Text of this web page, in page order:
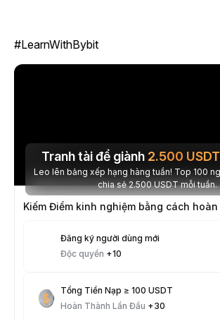
#LearnWithBybit
Tranh tài để giành 2.500 USDT
Leo lên bảng xếp hạng hàng tuần! Top 100 người tham gia sẽ
chia sẻ 2.500 USDT mỗi tuần.
Đăng ký người dùng mới
Độc quyền +10
Tổng Tiền Nạp ≥ 100 USDT
Hoàn Thành Lần Đầu +30